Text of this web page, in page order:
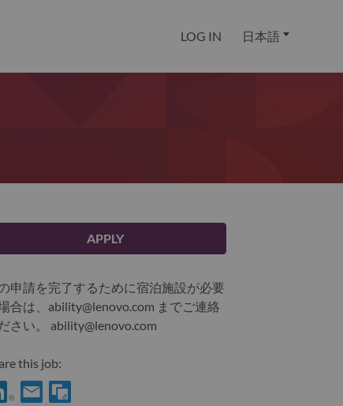
LOG IN 日本語
APPLY
申請を完了するために宿泊施設が必要
合は、ability@lenovo.com までご連絡
さい。 ability@lenovo.com
this job: